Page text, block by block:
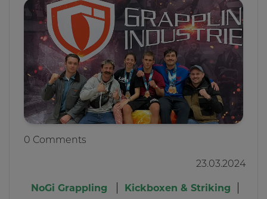
0 Comments
23.03.2024
NoGi Grappling
Kickboxen & Striking